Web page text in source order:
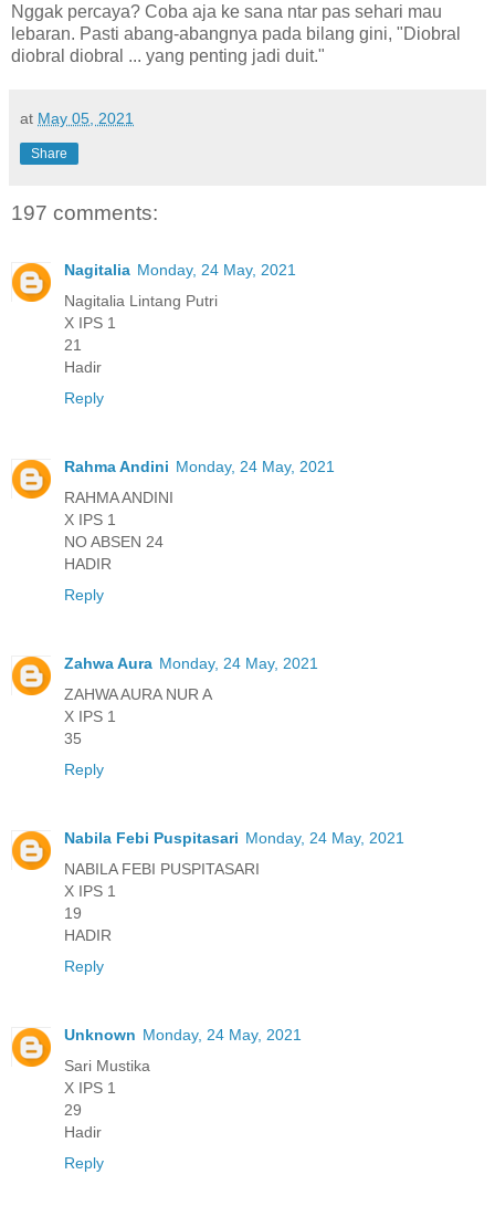
Nggak percaya? Coba aja ke sana ntar pas sehari mau
lebaran. Pasti abang-abangnya pada bilang gini, "Diobral
diobral diobral ... yang penting jadi duit."
at May 05, 2021
Share
197 comments:
Nagitalia Monday, 24 May, 2021
Nagitalia Lintang Putri
X IPS 1
21
Hadir
Reply
Rahma Andini Monday, 24 May, 2021
RAHMA ANDINI
X IPS 1
NO ABSEN 24
HADIR
Reply
Zahwa Aura Monday, 24 May, 2021
ZAHWA AURA NUR A
X IPS 1
35
Reply
Nabila Febi Puspitasari Monday, 24 May, 2021
NABILA FEBI PUSPITASARI
X IPS 1
19
HADIR
Reply
Unknown Monday, 24 May, 2021
Sari Mustika
X IPS 1
29
Hadir
Reply